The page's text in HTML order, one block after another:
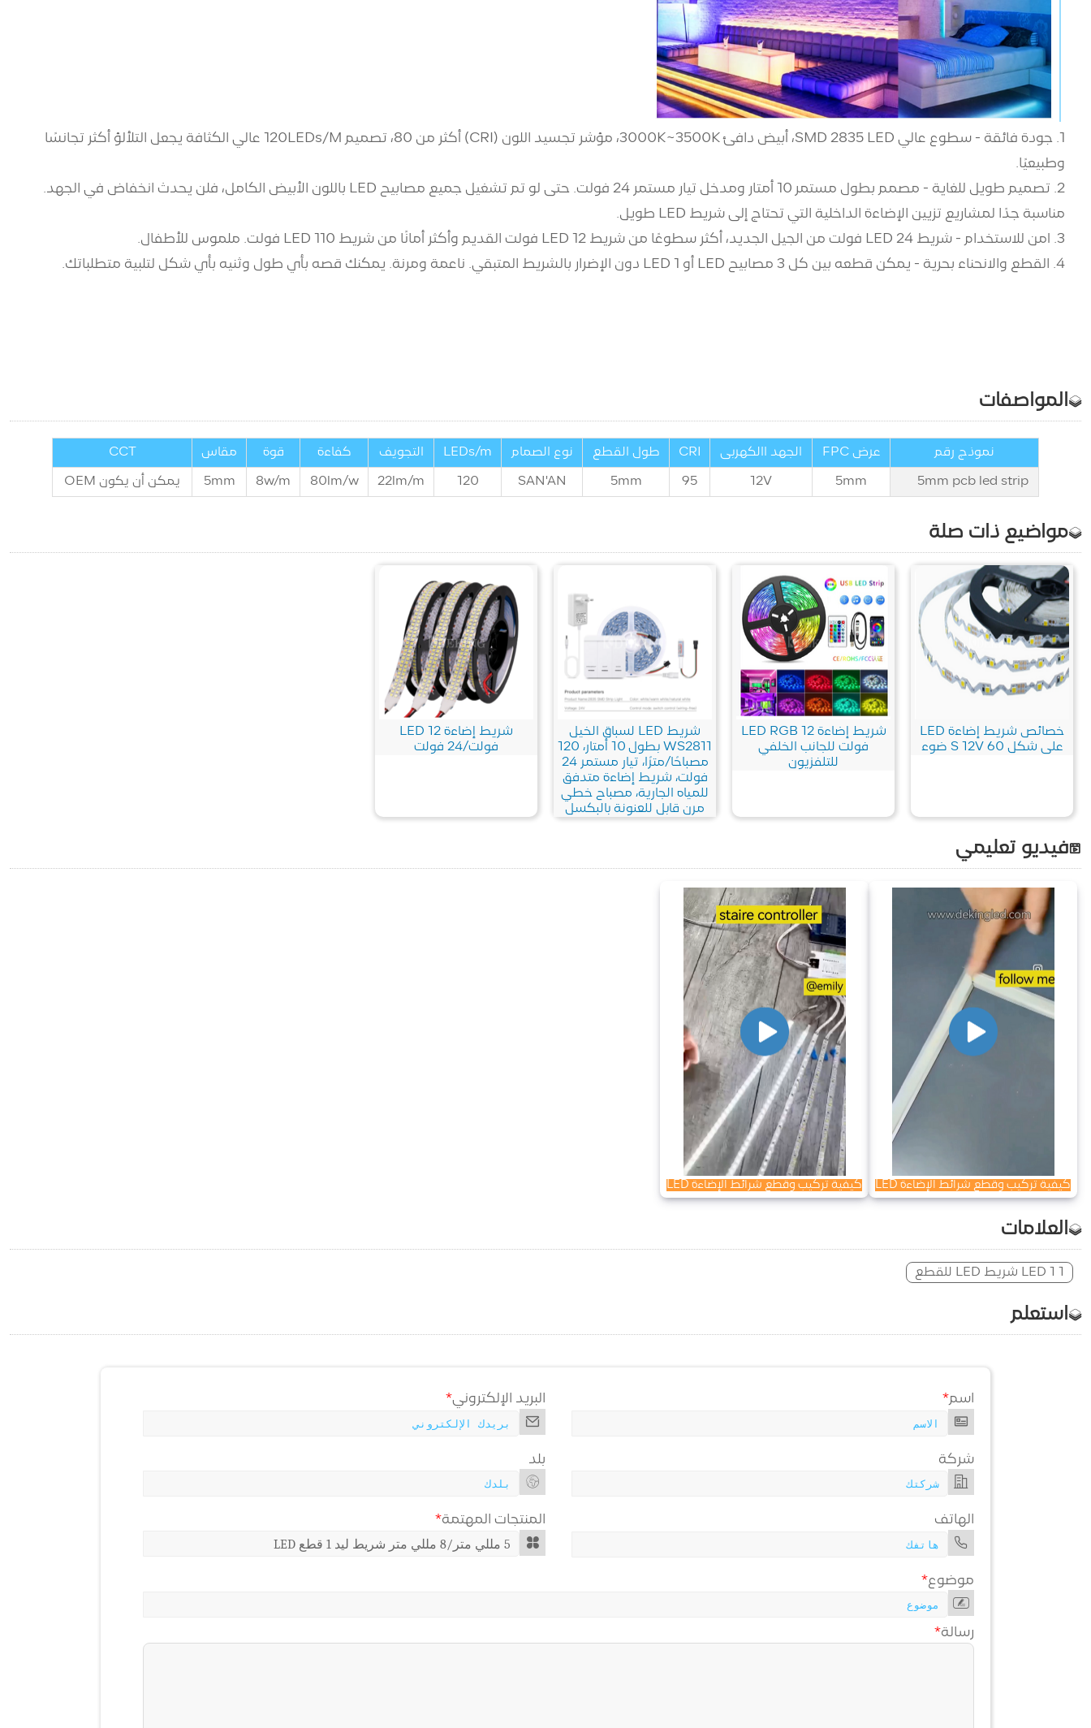
1. جودة فائقة - سطوع عالي SMD 2835 LED، أبيض دافئ 3000K~3500K، مؤشر تجسيد اللون (CRI) أكثر من 80، تصميم 120LEDs/M عالي الكثافة يجعل التلألؤ أكثر تجانسًا
وطبيعيًا.
2. تصميم طويل للغاية - مصمم بطول مستمر 10 أمتار ومدخل تيار مستمر 24 فولت. حتى لو تم تشغيل جميع مصابيح LED باللون الأبيض الكامل، فلن يحدث انخفاض في الجهد.
مناسبة جدًا لمشاريع تزيين الإضاءة الداخلية التي تحتاج إلى شريط LED طويل.
3. آمن للاستخدام - شريط LED 24 فولت من الجيل الجديد، أكثر سطوعًا من شريط LED 12 فولت القديم وأكثر أمانًا من شريط LED 110 فولت. ملموس للأطفال.
4. القطع والانحناء بحرية - يمكن قطعه بين كل 3 مصابيح LED أو 1 LED دون الإضرار بالشريط المتبقي. ناعمة ومرنة. يمكنك قصه بأي طول وثنيه بأي شكل لتلبية متطلباتك.
المواصفات
نموذج رقم عرض FPC الجهد االكهربى CRI طول القطع نوع الصمام LEDs/m التجويف كفاءة قوة مقاس CCT
5mm pcb led strip
5mm
12V
95
5mm
SAN'AN
120
22 lm/m
80 lm/w
8w/m
5mm يمكن أن يكون OEM
مواضيع ذات صلة
خصائص شريط إضاءة LED
على شكل S 12V 60 ضوء
شريط إضاءة LED RGB 12
فولت للجانب الخلفي
للتلفزيون
شريط LED لسباق الخيل
WS2811 بطول 10 أمتار، 120
مصباحًا/مترًا، تيار مستمر 24
فولت، شريط إضاءة متدفق
للمياه الجارية، مصباح خطي
مرن قابل للعنونة بالبكسل
شريط إضاءة LED 12
فولت/24 فولت
فيديو تعليمي
كيفية تركيب وقطع شرائط الإضاءة LED كيفية تركيب وقطع شرائط الإضاءة LED
العلامات
استعلم
اسم* البريد الإلكتروني*
شركة بلد
الهاتف المنتجات المهتمة*
موضوع*
رسالة*